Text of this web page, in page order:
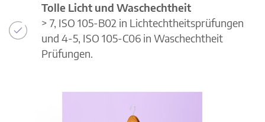
Tolle Licht und Waschechtheit
> 7, ISO 105-B02 in Lichtechtheitsprüfungen
und 4-5, ISO 105-C06 in Waschechtheit
Prüfungen.